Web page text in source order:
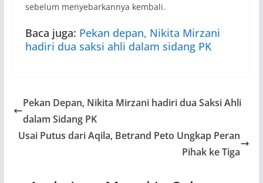
sebelum menyebarkannya kembali.
Baca juga: Pekan depan, Nikita Mirzani
hadiri dua saksi ahli dalam sidang PK
Pekan Depan, Nikita Mirzani hadiri dua Saksi Ahli
dalam Sidang PK
Usai Putus dari Aqila, Betrand Peto Ungkap Peran
Pihak ke Tiga